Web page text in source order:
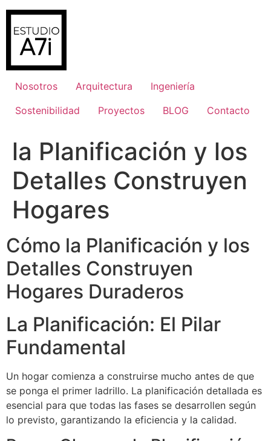
contenido
Nosotros Arquitectura
Ingeniería
Sostenibilidad
Proyectos BLOG Contacto
la Planificación y los
Detalles Construyen
Hogares
Cómo la Planificación y los
Detalles Construyen
Hogares Duraderos
La Planificación: El Pilar
Fundamental
Un hogar comienza a construirse mucho antes de que
se ponga el primer ladrillo. La planificación detallada es
esencial para que todas las fases se desarrollen según
lo previsto, garantizando la eficiencia y la calidad.